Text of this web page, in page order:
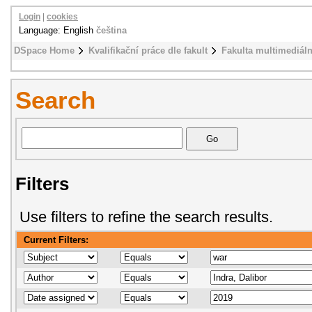
DSpace Home Kvalifikační práce dle fakult Fakulta
Login cookies
Language: English čeština
Search
Filters
Use filters to refine the search results.
Current Filters: